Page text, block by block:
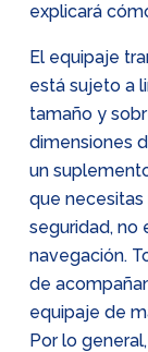
explicará
El equipaje
está sujeto a
tamaño y
dimensiones
un
que necesitas
seguridad, no
navegación.
de
equipaje de
Por lo